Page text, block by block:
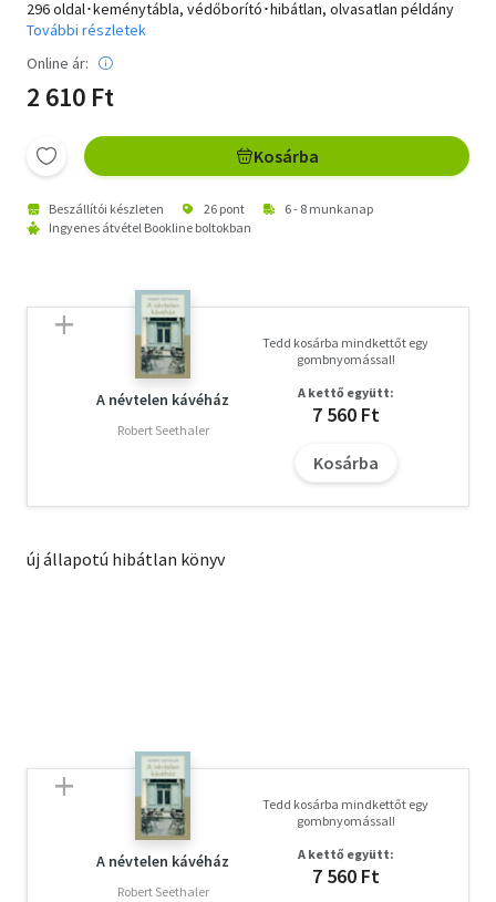
296 oldal･keménytábla, védőborító･hibátlan, olvasatlan példány
További részletek
Online ár:
2 610 Ft
Kosárba
Beszállítói készleten 26 pont
6 - 8 munkanap
Ingyenes átvétel Bookline boltokban
A névtelen kávéház
Robert Seethaler
Tedd kosárba mindkettőt egy
gombnyomással!
A kettő együtt:
7 560 Ft
Kosárba
új állapotú hibátlan könyv
A névtelen kávéház
Robert Seethaler
Tedd kosárba mindkettőt egy
gombnyomással!
A kettő együtt:
7 560 Ft